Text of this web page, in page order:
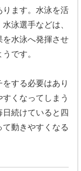
ります。水泳を活
泳選手などは、
を水泳へ発揮させ
です。
する必要はあり
くなってしまう
続けていると四
動きやすくなる